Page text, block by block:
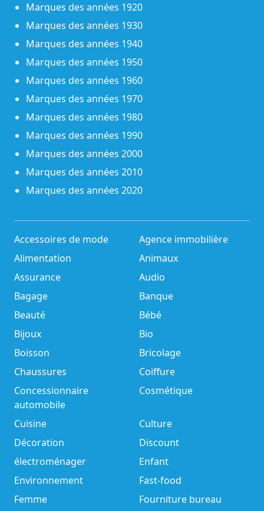
Marques des années 1920
Marques des années 1930
Marques des années 1940
Marques des années 1950
Marques des années 1960
Marques des années 1970
Marques des années 1980
Marques des années 1990
Marques des années 2000
Marques des années 2010
Marques des années 2020
Accessoires de mode
Agence immobilière
Alimentation
Animaux
Assurance
Audio
Bagage
Banque
Beauté
Bébé
Bijoux
Bio
Boisson
Bricolage
Chaussures
Coiffure
Concessionnaire
automobile
Cosmétique
Cuisine
Culture
Décoration
Discount
électroménager
Enfant
Environnement
Fast-food
Femme
Fourniture bureau